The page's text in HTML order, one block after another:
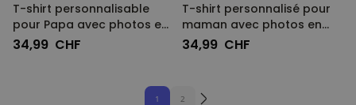
T-shirt personnalisable
pour Papa avec photos en
noir et blanc et texte
34,99 CHF
T-shirt personnalisé pour
maman avec photos en
noir et blanc et texte
34,99 CHF
1 2